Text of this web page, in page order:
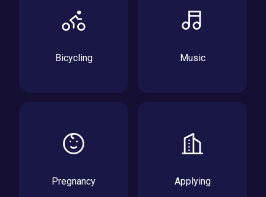
Bicycling Music
Pregnancy Applying